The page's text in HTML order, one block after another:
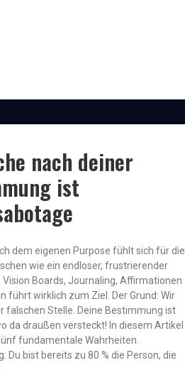
nach deiner
ist
dem eigenen Purpose fühlt sich für die
wie ein endloser, frustrierender
Vision Boards, Journaling, Affirmationen
führt wirklich zum Ziel. Der Grund: Wir
falschen Stelle. Deine Bestimmung ist
da draußen versteckt! In diesem Artikel
fundamentale Wahrheiten.
Du bist bereits zu 80 % die Person, die